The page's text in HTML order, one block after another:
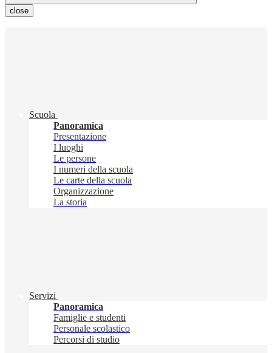
close
Scuola
Panoramica
Presentazione
I luoghi
Le persone
I numeri della scuola
Le carte della scuola
Organizzazione
La storia
Servizi
Panoramica
Famiglie e studenti
Personale scolastico
Percorsi di studio